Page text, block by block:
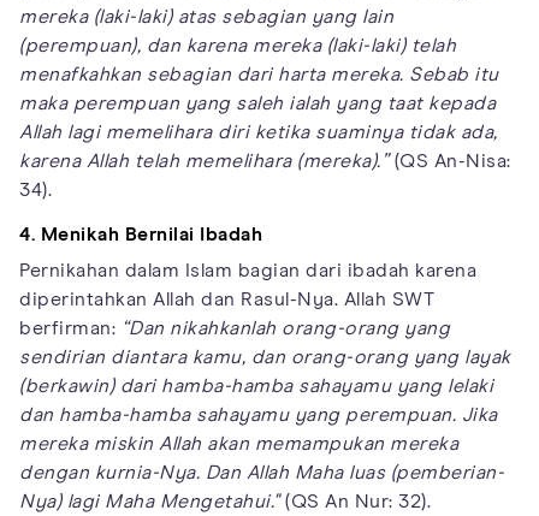
mereka (laki-laki) atas sebagian yang lain
(perempuan), dan karena mereka (laki-laki) telah
menafkahkan sebagian dari harta mereka. Sebab itu
maka perempuan yang saleh ialah yang taat kepada
Allah lagi memelihara diri ketika suaminya tidak ada,
karena Allah telah memelihara (mereka).”(QS An-Nisa:
34).
4. Menikah Bernilai Ibadah
Pernikahan dalam Islam bagian dari ibadah karena
diperintahkan Allah dan Rasul-Nya. Allah SWT
berfirman: “Dan nikahkanlah orang-orang yang
sendirian diantara kamu, dan orang-orang yang layak
(berkawin) dari hamba-hamba sahayamu yang lelaki
dan hamba-hamba sahayamu yang perempuan. Jika
mereka miskin Allah akan memampukan mereka
dengan kurnia-Nya. Dan Allah Maha luas (pemberian-
Nya) lagi Maha Mengetahui."(QS An Nur: 32).